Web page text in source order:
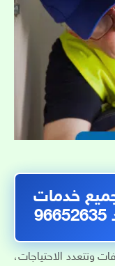
خدمات
وتتعدد الاحتياجات،